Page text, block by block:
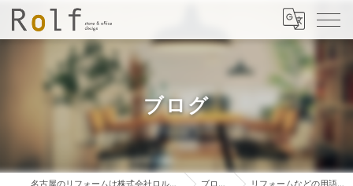
ブログ
名古屋のリフォームは株式会社ロルフ ブログ リフォームなどの用語集